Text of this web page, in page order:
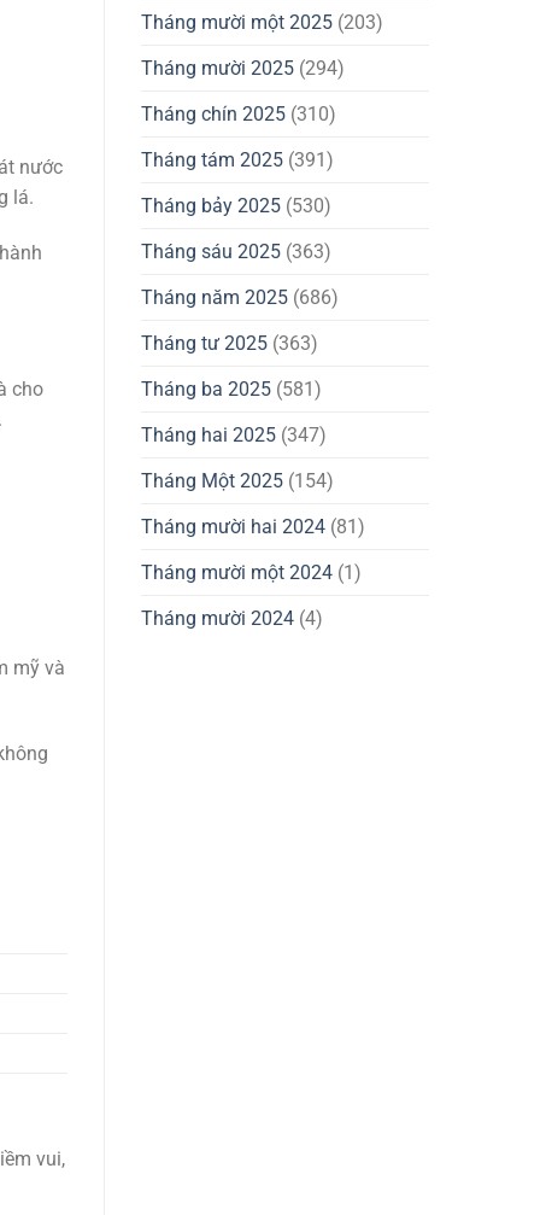
nước
lá.
cho
mỹ và
vui,
Tháng mười một 2025 (203)
Tháng mười 2025 (294)
Tháng chín 2025 (310)
Tháng tám 2025 (391)
Tháng bảy 2025 (530)
Tháng sáu 2025 (363)
Tháng năm 2025 (686)
Tháng tư 2025 (363)
Tháng ba 2025 (581)
Tháng hai 2025 (347)
Tháng Một 2025 (154)
Tháng mười hai 2024 (81)
Tháng mười một 2024 (1)
Tháng mười 2024 (4)